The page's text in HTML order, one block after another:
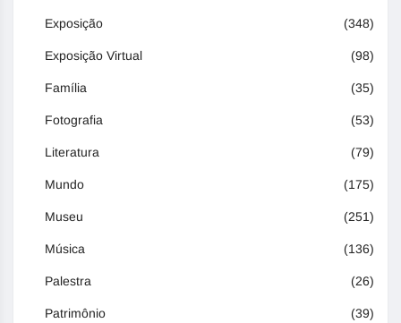
Exposição (348)
Exposição Virtual (98)
Família (35)
Fotografia (53)
Literatura (79)
Mundo (175)
Museu (251)
Música (136)
Palestra (26)
Patrimônio (39)